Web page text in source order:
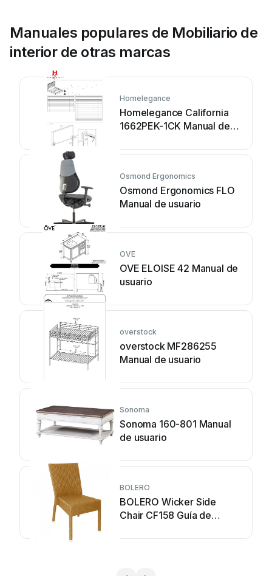
Manuales populares de Mobiliario de
interior de otras marcas
Homelegance
Homelegance California
1662PEK-1CK Manual de
Osmond Ergonomics
Osmond Ergonomics FLO
Manual de usuario
OVE
OVE ELOISE 42 Manual de
usuario
overstock
overstock MF286255
Manual de usuario
Sonoma
Sonoma 160-801 Manual
de usuario
BOLERO
BOLERO Wicker Side
Chair CF158 Guía de